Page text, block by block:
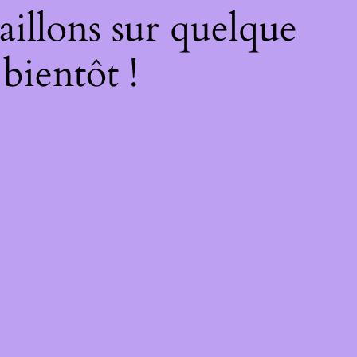
sur quelque
!